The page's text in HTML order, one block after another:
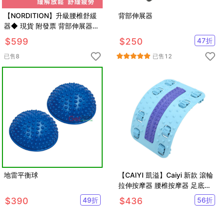
【NORDITION】升級腰椎舒緩
器◆ 現貨 附發票 背部伸展器
脊椎 開背 拉背 按摩器 拉筋 腰
靠 復健 矯正器
$599
已售8
背部伸展器
$250 47折
已售 12
地雷平衡球
$390 49折
【CAIYI 凱溢】Caiyi 新款 滾輪
拉伸按摩器 腰椎按摩器 足底按
摩器
$436 56折